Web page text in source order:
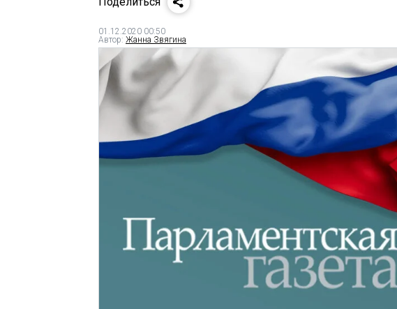
01.12.2020 00:50
Автор: Жанна Звягина